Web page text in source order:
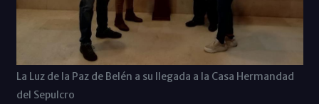
La Luz de la Paz de Belén a su llegada a la Casa Hermandad
del Sepulcro